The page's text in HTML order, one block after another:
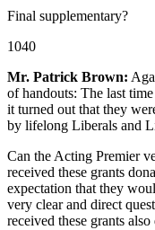
Final supplementary?
1040
Mr. Patrick Brown:
of handouts: The last
it turned out that they
by lifelong Liberals and
Can the Acting Premier
received these grants
expectation that they
very clear and direct
received these grants